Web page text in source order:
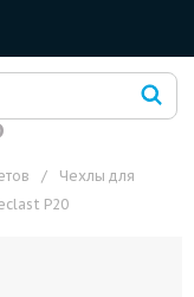
/
Чехлы для
P20